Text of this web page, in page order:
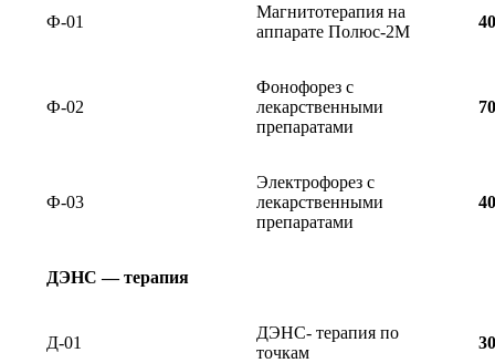
Ф-01
Магнитотерапия на
аппарате Полюс-2М
Ф-02
Фонофорез с
лекарственными
препаратами
Ф-03
Электрофорез с
лекарственными
препаратами
ДЭНС — терапия
Д-01
ДЭНС- терапия по
точкам